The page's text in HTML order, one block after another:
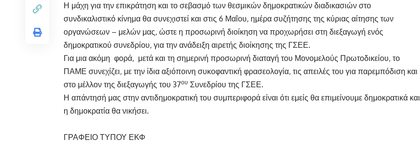
Η μάχη για την επικράτηση και το σεβασμό των θεσμικών δημοκρατικών διαδικασιών στο
συνδικαλιστικό κίνημα θα συνεχιστεί και στις 6 Μαΐου, ημέρα συζήτησης της κύριας αίτησης των
οργανώσεων – μελών μας, ώστε η προσωρινή διοίκηση να προχωρήσει στη διεξαγωγή ενός
δημοκρατικού συνεδρίου, για την ανάδειξη αιρετής διοίκησης της ΓΣΕΕ.
Για μια ακόμη φορά, μετά και τη σημερινή προσωρινή διαταγή του Μονομελούς Πρωτοδικείου, το
ΠΑΜΕ συνεχίζει, με την ίδια αξιόποινη συκοφαντική φρασεολογία, τις απειλές του για παρεμπόδιση και
στο μέλλον της διεξαγωγής του 37ου Συνεδρίου της ΓΣΕΕ.
Η απάντησή μας στην αντιδημοκρατική του συμπεριφορά είναι ότι εμείς θα επιμείνουμε δημοκρατικά και
η δημοκρατία θα νικήσει.
ΓΡΑΦΕΙΟ ΤΥΠΟΥ ΕΚΦ